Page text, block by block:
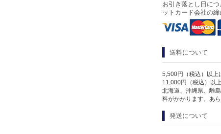
お引き落とし日に
ットカード会社の締
送料について
5,500円（税込）以上
11,000円（税込）以
北海道、沖縄県、離
料がかかります。あ
発送について